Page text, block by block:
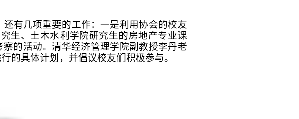
有几项重要的工作：一是利用协会的校友
生、土木水利学院研究生的房地产专业课
的活动。清华经济管理学院副教授李丹老
的具体计划，并倡议校友们积极参与。